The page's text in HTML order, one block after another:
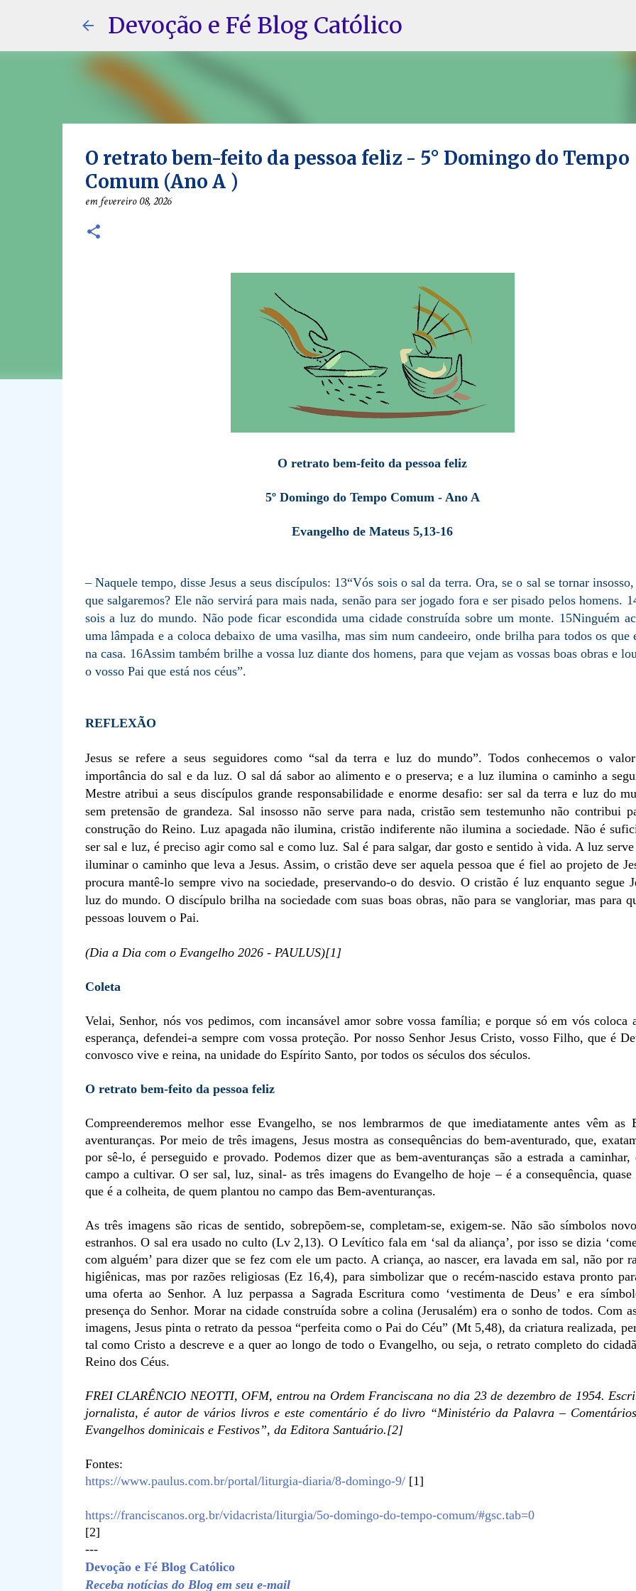
Pular para o conteúdo principal
Devoção e Fé Blog Católico
O retrato bem-feito da pessoa feliz - 5° Domingo do Tempo
Comum (Ano A )
emfevereiro 08, 2026
O retrato bem-feito da pessoa feliz
5º Domingo do Tempo Comum - Ano A
Evangelho de Mateus 5,13-16
– Naquele tempo, disse Jesus a seus discípulos: 13“Vós sois o sal da terra. Ora, se o sal se tornar
que salgaremos? Ele não servirá para mais nada, senão para ser jogado fora e ser pisado pelos homens.
sois a luz do mundo. Não pode ficar escondida uma cidade construída sobre um monte. 15Ninguém
uma lâmpada e a coloca debaixo de uma vasilha, mas sim num candeeiro, onde brilha para todos os que
na casa. 16Assim também brilhe a vossa luz diante dos homens, para que vejam as vossas boas obras e
o vosso Pai que está nos céus”.
REFLEXÃO
Jesus se refere a seus seguidores como “sal da terra e luz do mundo”. Todos conhecemos o
importância do sal e da luz. O sal dá sabor ao alimento e o preserva; e a luz ilumina o caminho a
Mestre atribui a seus discípulos grande responsabilidade e enorme desafio: ser sal da terra e luz do
sem pretensão de grandeza. Sal insosso não serve para nada, cristão sem testemunho não contribui
construção do Reino. Luz apagada não ilumina, cristão indiferente não ilumina a sociedade. Não é
ser sal e luz, é preciso agir como sal e como luz. Sal é para salgar, dar gosto e sentido à vida. A luz serve
iluminar o caminho que leva a Jesus. Assim, o cristão deve ser aquela pessoa que é fiel ao projeto de
procura mantê-lo sempre vivo na sociedade, preservando-o do desvio. O cristão é luz enquanto segue
luz do mundo. O discípulo brilha na sociedade com suas boas obras, não para se vangloriar, mas para
pessoas louvem o Pai.
(Dia a Dia com o Evangelho 2026 - PAULUS)[1]
Coleta
Velai, Senhor, nós vos pedimos, com incansável amor sobre vossa família; e porque só em vós coloca
esperança, defendei-a sempre com vossa proteção. Por nosso Senhor Jesus Cristo, vosso Filho, que é
convosco vive e reina, na unidade do Espírito Santo, por todos os séculos dos séculos.
O retrato bem-feito da pessoa feliz
Compreenderemos melhor esse Evangelho, se nos lembrarmos de que imediatamente antes vêm as
aventuranças. Por meio de três imagens, Jesus mostra as consequências do bem-aventurado, que,
por sê-lo, é perseguido e provado. Podemos dizer que as bem-aventuranças são a estrada a caminhar,
campo a cultivar. O ser sal, luz, sinal- as três imagens do Evangelho de hoje – é a consequência,
que é a colheita, de quem plantou no campo das Bem-aventuranças.
As três imagens são ricas de sentido, sobrepõem-se, completam-se, exigem-se. Não são símbolos
estranhos. O sal era usado no culto (Lv 2,13). O Levítico fala em ‘sal da aliança’, por isso se dizia
com alguém’ para dizer que se fez com ele um pacto. A criança, ao nascer, era lavada em sal, não por
higiênicas, mas por razões religiosas (Ez 16,4), para simbolizar que o recém-nascido estava pronto
uma oferta ao Senhor. A luz perpassa a Sagrada Escritura como ‘vestimenta de Deus’ e era
presença do Senhor. Morar na cidade construída sobre a colina (Jerusalém) era o sonho de todos. Com
imagens, Jesus pinta o retrato da pessoa “perfeita como o Pai do Céu” (Mt 5,48), da criatura realizada,
tal como Cristo a descreve e a quer ao longo de todo o Evangelho, ou seja, o retrato completo do
Reino dos Céus.
FREI CLARÊNCIO NEOTTI, OFM, entrou na Ordem Franciscana no dia 23 de dezembro de 1954.
jornalista, é autor de vários livros e este comentário é do livro “Ministério da Palavra –
Evangelhos dominicais e Festivos”, da Editora Santuário.[2]
Fontes:
https://www.paulus.com.br/portal/liturgia-diaria/8-domingo-9/[1]
https://franciscanos.org.br/vidacrista/liturgia/5o-domingo-do-tempo-comum/#gsc.tab=0
[2]
---
Devoção e Fé Blog Católico
Receba notícias do Blog em seu e-mail